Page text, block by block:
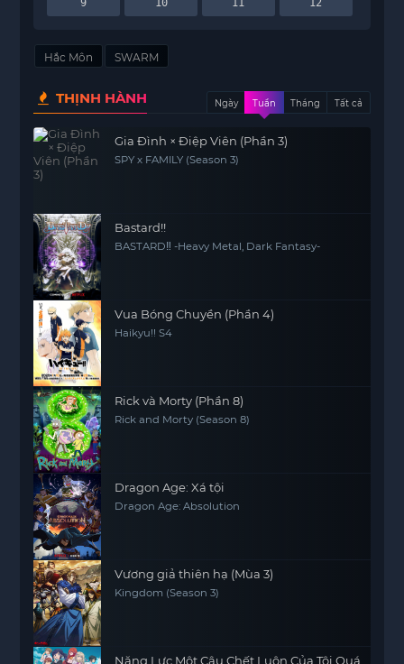
Hắc Môn SWARM
THỊNH HÀNH Ngày Tuần Tháng Tất cả
Gia Đình × Điệp Viên (Phần 3)
SPY x FAMILY (Season 3)
Bastard!!
BASTARD‼ -Heavy Metal, Dark Fantasy-
Vua Bóng Chuyền (Phần 4)
Haikyu!! S4
Rick và Morty (Phần 8)
Rick and Morty (Season 8)
Dragon Age: Xá tội
Dragon Age: Absolution
Vương giả thiên hạ (Mùa 3)
Kingdom (Season 3)
Năng Lực Một Câu Chết Luôn Của Tôi Quá